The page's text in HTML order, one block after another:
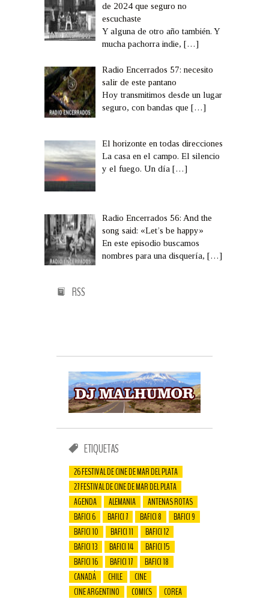
de 2024 que seguro no
escuchaste
Y alguna de otro año también. Y
mucha pachorra indie,[…]
Radio Encerrados 57: necesito
salir de este pantano
Hoy transmitimos desde un lugar
seguro, con bandas que[…]
El horizonte en todas direcciones
La casa en el campo. El silencio
y el fuego. Un día[…]
Radio Encerrados 56: And the
song said: «Let’s be happy»
En este episodio buscamos
nombres para una disquería,[…]
RSS
ETIQUETAS
26 FESTIVAL DE CINE DE MAR DEL PLATA
27 FESTIVAL DE CINE DE MAR DEL PLATA
AGENDA
ALEMANIA
ANTENAS ROTAS
BAFICI 6
BAFICI 7 BAFICI 8
BAFICI 9
BAFICI 10
BAFICI 11
BAFICI 12
BAFICI 13
BAFICI 14
BAFICI 15
BAFICI 16
BAFICI 17
BAFICI 18
CANADÁ
CHILE
CINE
CINE ARGENTINO
COMICS
COREA